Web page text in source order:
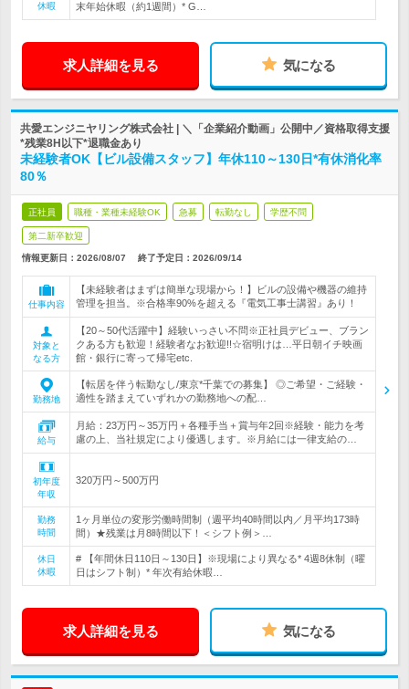
休暇
末年始休暇（約1週間）* G…
求人詳細を見る 気になる
共愛エンジニヤリング株式会社 | ＼「企業紹介動画」公開中／資格取得支援
*残業8H以下*退職金あり
未経験者OK【ビル設備スタッフ】年休110～130日*有休消化率
80％
正社員 職種・業種未経験OK 急募 転勤なし 学歴不問
第二新卒歓迎
情報更新日：2026/08/07 終了予定日： 2026/09/14
仕事内容
【未経験者はまずは簡単な現場から！】ビルの設備や機器の維持
管理を担当。※合格率90%を超える『電気工事士講習』あり！
対象と
なる方
【20～50代活躍中】経験いっさい不問※正社員デビュー、ブラン
クある方も歓迎！経験者なお歓迎!!☆宿明けは…平日朝イチ映画
館・銀行に寄って帰宅etc.
勤務地
【転居を伴う転勤なし/東京*千葉での募集】 ◎ご希望・ご経験・
適性を踏まえていずれかの勤務地への配…
給与
月給：23万円～35万円＋各種手当＋賞与年2回※経験・能力を考
慮の上、当社規定により優遇します。※月給には一律支給の…
初年度
年収
320万円～500万円
勤務
時間
1ヶ月単位の変形労働時間制（週平均40時間以内／月平均173時
間）★残業は月8時間以下！＜シフト例＞…
休日
休暇
# 【年間休日110日～130日】※現場により異なる* 4週8休制（曜
日はシフト制）* 年次有給休暇…
求人詳細を見る 気になる